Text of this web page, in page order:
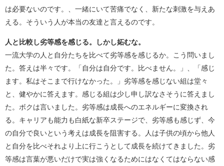
は必要ないのです。、一緒にいて苦痛でなく、新たな刺激を与えあ
える。そういう人が本当の友達と言えるのです。
人と比較し劣等感を感じる。しかし妬むな。
一流大学の人と自分たちを比べて劣等感を感じるか。こう問いまし
た。答えは半々です。「自分は自分です。比べません。」、「感じ
ます。私はそこまで行けなかった。」劣等感を感じない組は堂々
と、健やかに答えます。感じる組は少し申し訳なさそうに答えまし
た。ボクは言いました。劣等感は成長へのエネルギーに変換され
る。キャリアも能力も白紙な新卒ステージで、劣等感も感じず、今
の自分で良いという考えは成長を阻害する。人は子供の頃から他人
と自分を比べそれより上に行こうとして成長を続けてきました。劣
等感は言葉が悪いだけで実は強くなるためにはなくてはならない感